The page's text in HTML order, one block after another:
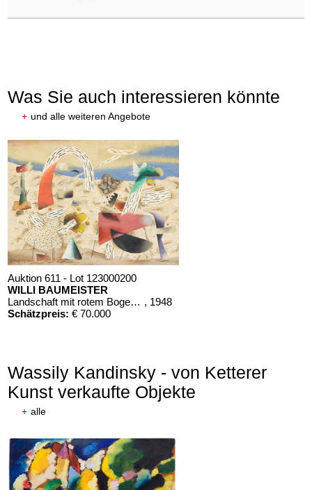
Was Sie auch interessieren könnte
+ und alle weiteren Angebote
Auktion 611 - Lot 123000200
WILLI BAUMEISTER
Landschaft mit rotem Bogen (Sommerfest) , 1948
Schätzpreis: € 70.000
Auktion 610 - Lot 426000268
MARC CHAGALL
Wassily Kandinsky - von Ketterer
Kunst verkaufte Objekte
+ alle